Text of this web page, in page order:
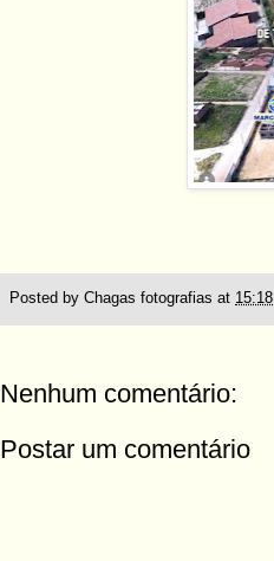
Posted by Chagas fotografias at 15:18
Nenhum comentário:
Postar um comentário